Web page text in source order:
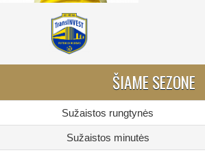
ŠIAME SEZONE
Sužaistos rungtynės
Sužaistos minutės